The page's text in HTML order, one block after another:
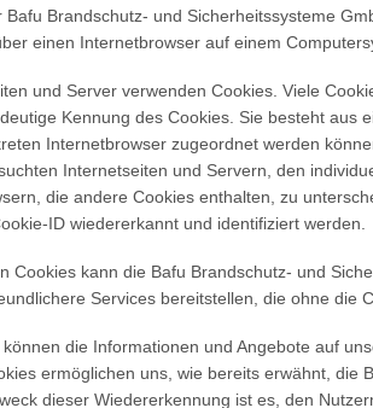
Bafu Brandschutz- und Sicherheitssysteme
einen Internetbrowser auf einem
und Server verwenden Cookies. Viele
Kennung des Cookies. Sie besteht aus
Internetbrowser zugeordnet werden
Internetseiten und Servern, den
die andere Cookies enthalten, zu
ID wiedererkannt und identifiziert werden.
Cookies kann die Bafu Brandschutz- und
Services bereitstellen, die ohne die
die Informationen und Angebote auf
ermöglichen uns, wie bereits erwähnt, die
dieser Wiedererkennung ist es, den